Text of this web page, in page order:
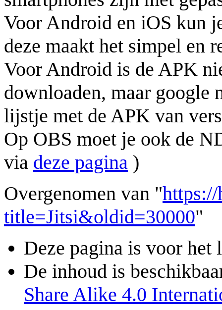
Voor Android en iOS kun
deze maakt het simpel en
Voor Android is de APK
downloaden, maar google
lijstje met de APK van
Op OBS moet je ook de
via deze pagina )
Overgenomen van "
title=Jitsi&oldid=30000"
Deze pagina is voor het
De inhoud is
Share Alike 4.0